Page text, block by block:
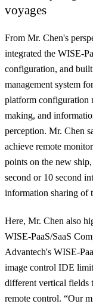
voyages
From Mr. Chen's
integrated the WISE-
configuration, and
management system
platform configuration
making, and
perception. Mr. Chen
achieve remote
points on the new
second or 10 second
information sharing of
Here, Mr. Chen also
WISE-PaaS/SaaS
Advantech's WISE-
image control IDE
different vertical fields
remote control. “Our